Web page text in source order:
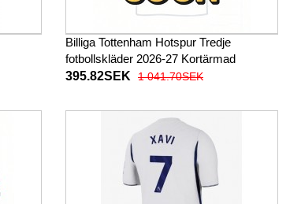
Billiga Tottenham Hotspur Tredje
fotbollskläder 2026-27 Kortärmad
395.82SEK
1 041.70SEK